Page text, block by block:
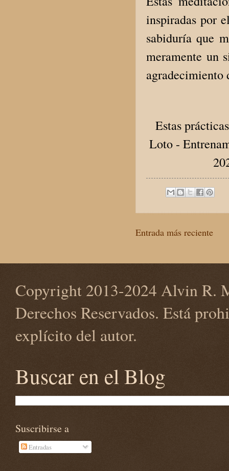
inspiradas por
sabiduría que
meramente un
agradecimiento
Estas
Loto -
Entrada más reciente
Copyright 2013-2024 Alvin R.
Derechos Reservados. Está
explícito del autor.
Buscar en el Blog
Suscribirse a
Entradas